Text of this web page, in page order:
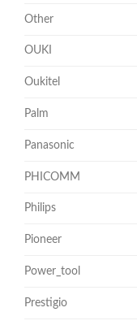
Other
OUKI
Oukitel
Palm
Panasonic
PHICOMM
Philips
Pioneer
Power_tool
Prestigio